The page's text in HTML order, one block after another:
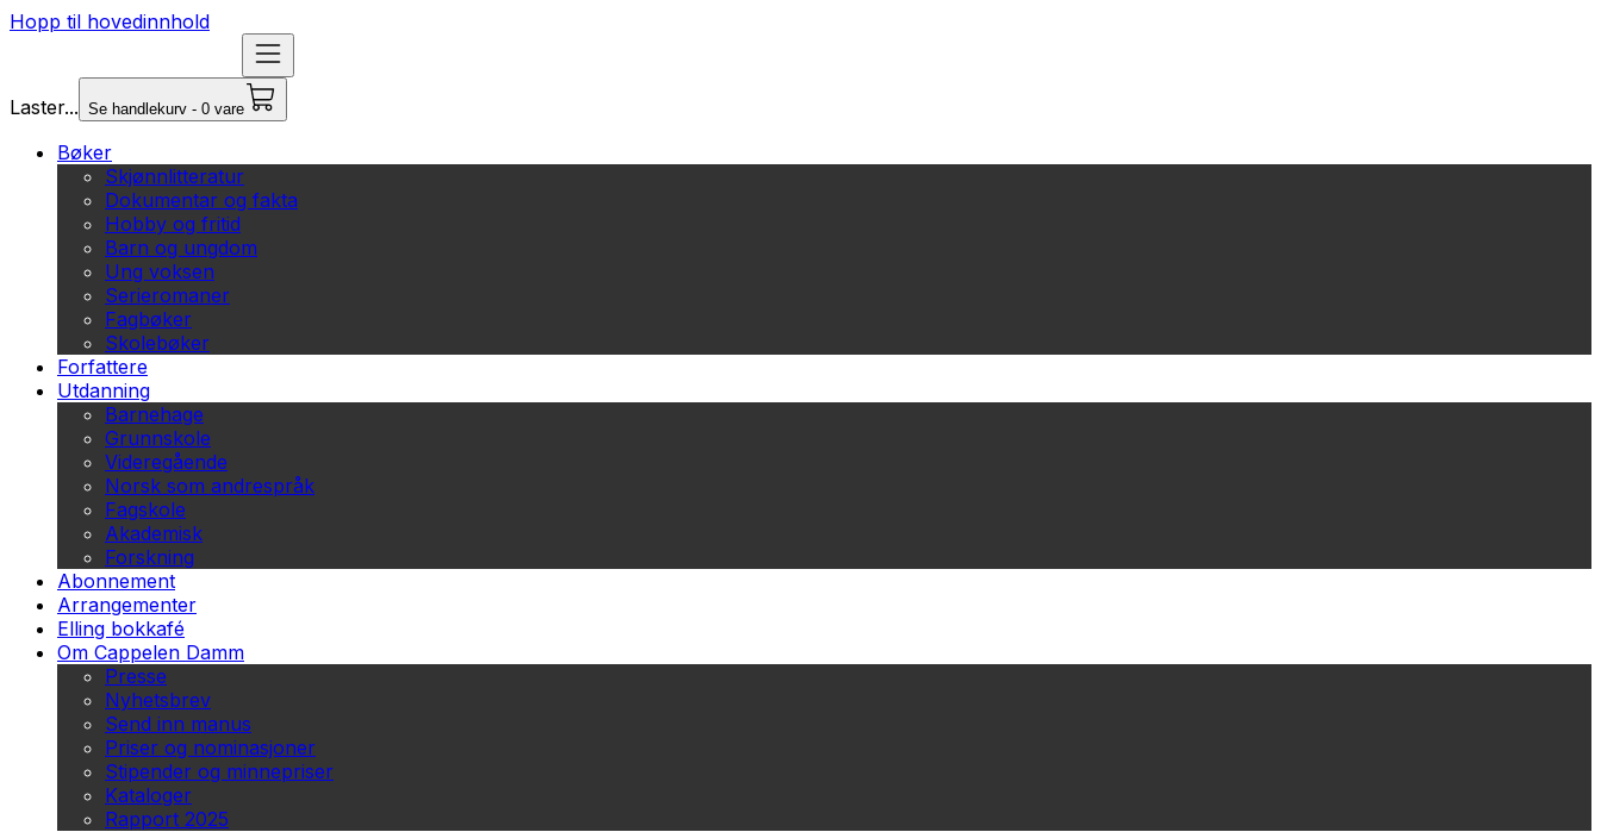
Hopp til hovedinnhold
Laster... Se handlekurv - 0 vare
Bøker
Skjønnlitteratur
Dokumentar og fakta
Hobby og fritid
Barn og ungdom
Ung voksen
Serieromaner
Fagbøker
Skolebøker
Forfattere
Utdanning
Barnehage
Grunnskole
Videregående
Norsk som andrespråk
Fagskole
Akademisk
Forskning
Abonnement
Arrangementer
Elling bokkafé
Om Cappelen Damm
Presse
Nyhetsbrev
Send inn manus
Priser og nominasjoner
Stipender og minnepriser
Kataloger
Rapport 2025